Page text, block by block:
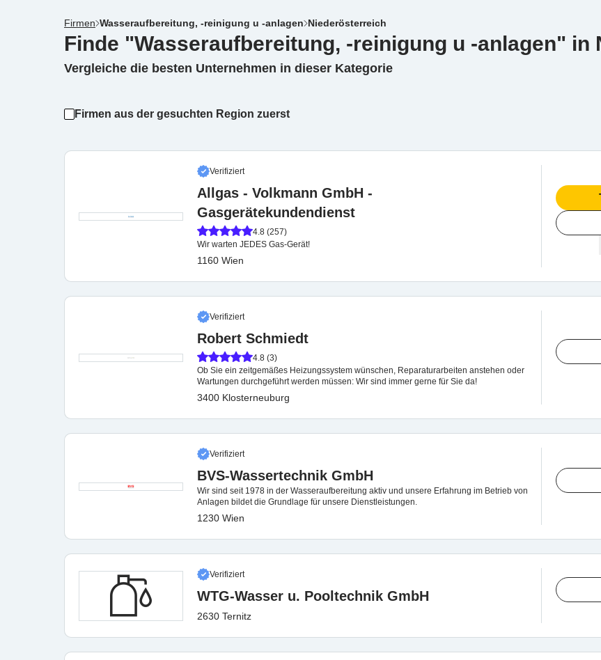
Firmen Wasseraufbereitung, -reinigung u -anlagen Niederösterreich
Finde "Wasseraufbereitung, -reinigung u -anlagen" in
Vergleiche die besten Unternehmen in dieser Kategorie
Firmen aus der gesuchten Region zuerst
Verifiziert
Allgas - Volkmann GmbH -
Gasgerätekundendienst
4.8 (257)
Wir warten JEDES Gas-Gerät!
1160 Wien
Verifiziert
Robert Schmiedt
4.8 (3)
Ob Sie ein zeitgemäßes Heizungssystem wünschen, Reparaturarbeiten anstehen oder
Wartungen durchgeführt werden müssen: Wir sind immer gerne für Sie da!
3400 Klosterneuburg
Verifiziert
BVS-Wassertechnik GmbH
Wir sind seit 1978 in der Wasseraufbereitung aktiv und unsere Erfahrung im Betrieb von
Anlagen bildet die Grundlage für unsere Dienstleistungen.
1230 Wien
Verifiziert
WTG-Wasser u. Pooltechnik GmbH
2630 Ternitz